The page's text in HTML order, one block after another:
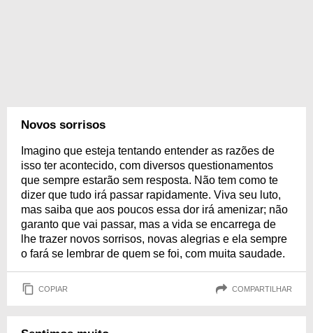
Novos sorrisos
Imagino que esteja tentando entender as razões de
isso ter acontecido, com diversos questionamentos
que sempre estarão sem resposta. Não tem como te
dizer que tudo irá passar rapidamente. Viva seu luto,
mas saiba que aos poucos essa dor irá amenizar; não
garanto que vai passar, mas a vida se encarrega de
lhe trazer novos sorrisos, novas alegrias e ela sempre
o fará se lembrar de quem se foi, com muita saudade.
COPIAR COMPARTILHAR